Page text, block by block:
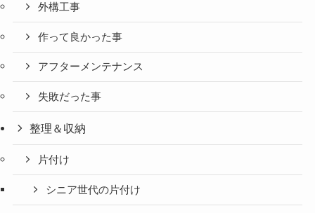
外構工事
作って良かった事
アフターメンテナンス
失敗だった事
整理＆収納
片付け
シニア世代の片付け